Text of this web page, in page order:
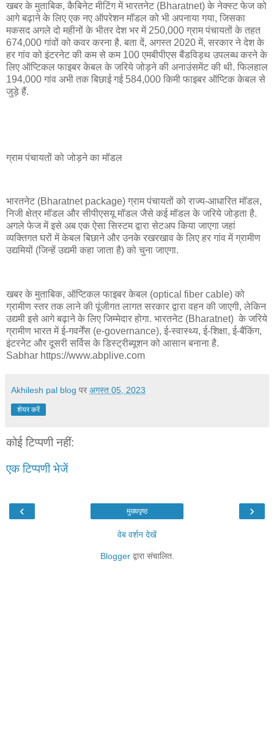
खबर के मुताबिक, कैबिनेट मीटिंग में भारतनेट (Bharatnet) के नेक्स्ट फेज को
आगे बढ़ाने के लिए एक नए ऑपरेशन मॉडल को भी अपनाया गया, जिसका
मकसद अगले दो महीनों के भीतर देश भर में 250,000 ग्राम पंचायतों के तहत
674,000 गांवों को कवर करना है. बता दें, अगस्त 2020 में, सरकार ने देश के
हर गांव को इंटरनेट की कम से कम 100 एमबीपीएस बैंडविड्थ उपलब्ध करने के
लिए ऑप्टिकल फाइबर केबल के जरिये जोड़ने की अनाउंसमेंट की थी. फिलहाल
194,000 गांव अभी तक बिछाई गई 584,000 किमी फाइबर ऑप्टिक केबल से
जुड़े हैं.
ग्राम पंचायतों को जोड़ने का मॉडल
भारतनेट (Bharatnet package) ग्राम पंचायतों को राज्य-आधारित मॉडल,
निजी क्षेत्र मॉडल और सीपीएसयू मॉडल जैसे कई मॉडल के जरिये जोड़ता है.
अगले फेज में इसे अब एक ऐसा सिस्टम द्वारा सेटअप किया जाएगा जहां
व्यक्तिगत घरों में केबल बिछाने और उनके रखरखाव के लिए हर गांव में ग्रामीण
उद्यमियों (जिन्हें उद्यमी कहा जाता है) को चुना जाएगा.
खबर के मुताबिक, ऑप्टिकल फाइबर केबल (optical fiber cable) को
ग्रामीण स्तर तक लाने की पूंजीगत लागत सरकार द्वारा वहन की जाएगी, लेकिन
उद्यमी इसे आगे बढ़ाने के लिए जिम्मेदार होगा. भारतनेट (Bharatnet) के जरिये
ग्रामीण भारत में ई-गवर्नेंस (e-governance), ई-स्वास्थ्य, ई-शिक्षा, ई-बैंकिंग,
इंटरनेट और दूसरी सर्विस के डिस्ट्रीब्यूशन को आसान बनाना है.
Sabhar https://www.abplive.com
Akhilesh pal blog पर अगस्त 05, 2023
शेयर करें
कोई टिप्पणी नहीं:
एक टिप्पणी भेजें
‹ ›
मुख्यपृष्ठ
वेब वर्शन देखें
Bloggerद्वारा संचालित.